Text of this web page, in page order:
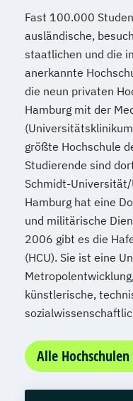
Technische
Technische
Weiterbildung
Produktion (B.
Energien (B.
Intelligenz (B.
(B. Eng.) 6 oder
Eng.) 6 ode 7
UX Design &
Fast 100.000
ausländische,
staatlichen und die
anerkannte
die neun privaten
Hamburg mit der
größte Hochschule
Studierende sind
Schmidt-
Hamburg hat eine
und militärische
2006 gibt es die
(HCU). Sie ist eine
künstlerische,
Alle